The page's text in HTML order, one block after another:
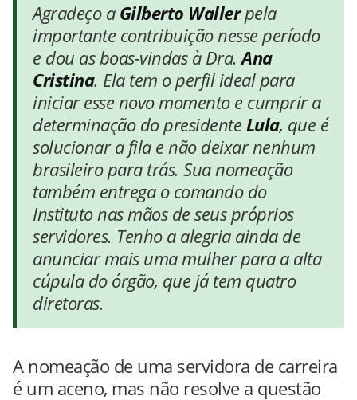
Agradeço a Gilberto Wallerpela
importante contribuição nesse período
e dou as boas-vindas à Dra.Ana
Cristina. Ela tem o perfil ideal para
iniciar esse novo momento e cumprir a
determinação do presidenteLula, que é
solucionar a fila e não deixar nenhum
brasileiro para trás. Sua nomeação
também entrega o comando do
Instituto nas mãos de seus próprios
servidores. Tenho a alegria ainda de
anunciar mais uma mulher para a alta
cúpula do órgão, que já tem quatro
diretoras.
A nomeação de uma servidora de carreira
é um aceno, mas não resolve a questão